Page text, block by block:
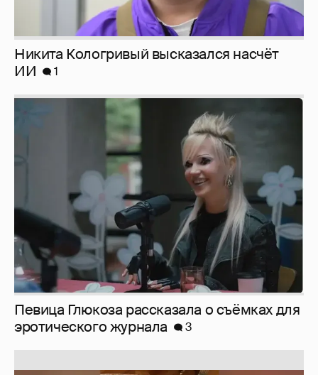
Певица Глюкоза рассказала о съёмках для
эротического журнала
3